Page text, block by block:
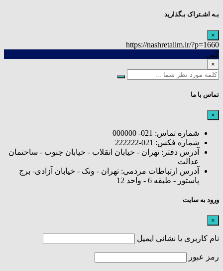
بـه اشـتراک بـگذارید
×
https://nashretalim.ir/?p=1660
کپی
×
تماس با ما
×
شماره تماس: 021- 000000
شماره فکس: 021-222222
آدرس دفتر: تهران - خیابان انقلاب - خیابان جنوب - ساختمان
عدالت
آدرس ارتباطات مردمی: تهران - ونک - خیابان آزادی- برج
پاستور - طبقه 6 - واحد 12
ورود به سایت
×
نام کاربری یا نشانی ایمیل
رمز عبور